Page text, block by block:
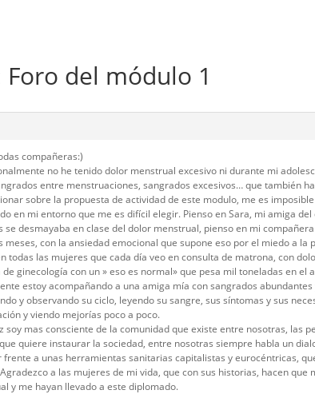
Foro del módulo 1
compañeras:)
no he tenido dolor menstrual excesivo ni durante mi
entre menstruaciones, sangrados excesivos… que también
sobre la propuesta de actividad de este modulo, me es
en mi entorno que me es difícil elegir. Pienso en Sara, mi amiga
se desmayaba en clase del dolor menstrual, pienso en mi
meses, con la ansiedad emocional que supone eso por el miedo a la
todas las mujeres que cada día veo en consulta de matrona, con
de ginecología con un » eso es normal» que pesa mil toneladas en el
estoy acompañando a una amiga mía con sangrados
y observando su ciclo, leyendo su sangre, sus síntomas y sus
y viendo mejorías poco a poco.
soy mas consciente de la comunidad que existe entre nosotras, las
quiere instaurar la sociedad, entre nosotras siempre habla un
frente a unas herramientas sanitarias capitalistas y eurocéntricas,
a las mujeres de mi vida, que con sus historias, hacen
y me hayan llevado a este diplomado.